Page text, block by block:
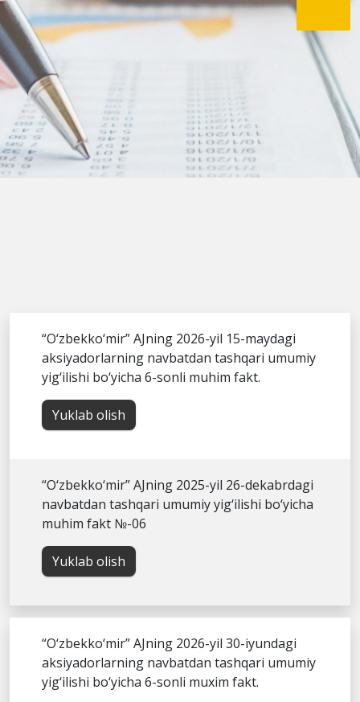
“O‘zbekko‘mir” AJning 2026-yil 15-maydagi
aksiyadorlarning navbatdan tashqari umumiy
yig‘ilishi bo‘yicha 6-sonli muhim fakt.
Yuklab olish
“O‘zbekko‘mir” AJning 2025-yil 26-dekabrdagi
navbatdan tashqari umumiy yig‘ilishi bo‘yicha
muhim fakt №-06
Yuklab olish
“O‘zbekko‘mir” AJning 2026-yil 30-iyundagi
aksiyadorlarning navbatdan tashqari umumiy
yig‘ilishi bo‘yicha 6-sonli muxim fakt.